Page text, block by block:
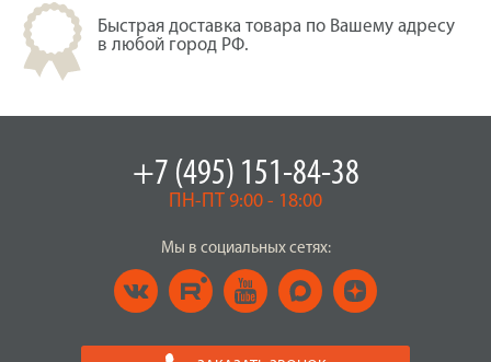
Быстрая доставка товара по Вашему адресу
в любой город РФ.
+7 (495) 151-84-38
ПН-ПТ 9:00 - 18:00
Мы в социальных сетях: